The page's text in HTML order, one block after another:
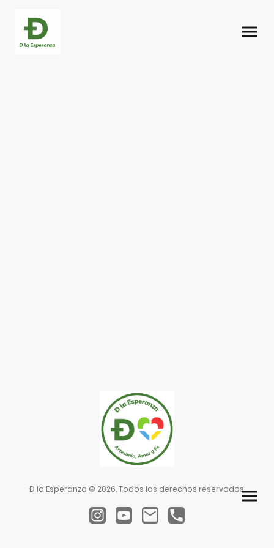
Ð la Esperanza © 2026. Todos los derechos reservados.